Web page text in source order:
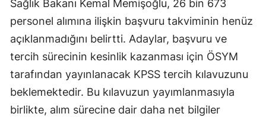
Isparta
İstanbul
İzmir
Sağlık Bakanı Kemal Memişoğlu, 26 bin 673
personel alımına ilişkin başvuru takviminin henüz
açıklanmadığını belirtti. Adaylar, başvuru ve
tercih sürecinin kesinlik kazanması için ÖSYM
tarafından yayınlanacak KPSS tercih kılavuzunu
beklemektedir. Bu kılavuzun yayımlanmasıyla
birlikte, alım sürecine dair daha net bilgiler